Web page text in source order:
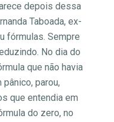
depois dessa
Taboada, ex-
fórmulas. Sempre
No dia do
que não havia
parou,
que entendia em
do zero, no